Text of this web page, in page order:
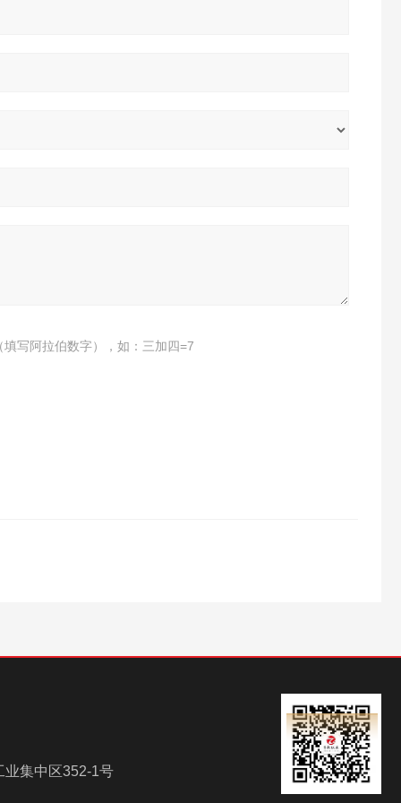
写阿拉伯数字），如：三加四=7
业集中区352-1号